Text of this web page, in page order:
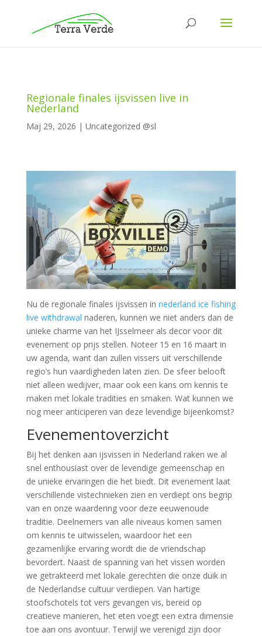
Regionale finales ijsvissen live in
Nederland
Maj 29, 2026 | Uncategorized @sl
Nu de regionale finales ijsvissen in nederland ice fishing
live withdrawal naderen, kunnen we niet anders dan de
unieke charme van het IJsselmeer als decor voor dit
evenement op prijs stellen. Noteer 15 en 16 maart in
uw agenda, want dan zullen vissers uit verschillende
regio’s hun vaardigheden laten zien. De sfeer belooft
niet alleen wedijver, maar ook een kans om kennis te
maken met lokale tradities en smaken. Wat kunnen we
nog meer anticiperen van deze levendige bijeenkomst?
Evenementoverzicht
Bij het denken aan ijsvissen in Nederland raken we al
snel enthousiast over de levendige gemeenschap en
de unieke ervaringen die het biedt. Dit evenement laat
verschillende vistechnieken zien en verdiept ons begrip
van en onze waardering voor deze eeuwenoude
traditie. Deelnemers van alle niveaus komen samen
om kennis te uitwisselen, waardoor het een
gezamenlijke ervaring wordt die de vriendschap
bevordert. Naast de spanning van het vissen worden
we getrakteerd met lokale gerechten die onze duik in
de Nederlandse cultuur verdiepen. Van hartige
stoofschotels tot vers gevangen vis, bereid op
creatieve manieren, het eten voegt een extra dimensie
toe aan ons avontuur. Terwijl we verenigd zijn door